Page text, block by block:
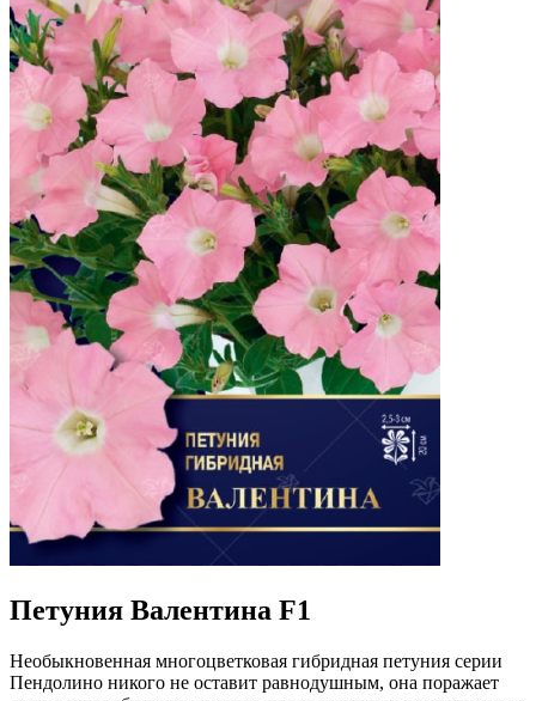
Петуния Валентина F1
Необыкновенная многоцветковая гибридная петуния серии
Пендолино никого не оставит равнодушным, она поражает